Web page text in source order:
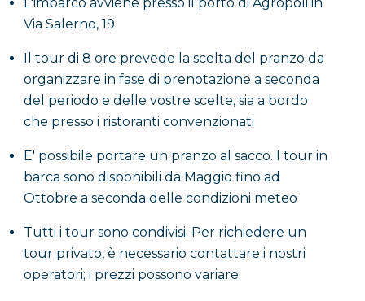
seconda sosta bagno e vale davvero la pena fare
snorkeling: rimarrai incantato, infatti, dai resti
sommersi dell’omonima città greco-romana, tra
questi una villa e un’antica vasca per l’allevamento
delle murene; sull’isoletta noterai anche un faro e
un rudere, che un tempo era la casa del guardiano
Continuerai l’itinerario verso sud raggiungendo
anche l’ultima baia, quella diOgliastro. Prima di
arrivare potrai concordarti con lo skipper sulle altre
soste bagno da fare, nei luoghi che più ti attirano o
semplicemente affidandoti alle conoscenze dello
Via Salerno, 19
Il tour di 8 ore prevede la scelta del pranzo da
organizzare in fase di prenotazione a seconda
del periodo e delle vostre scelte, sia a bordo
che presso i ristoranti convenzionati
E' possibile portare un pranzo al sacco. I tour in
barca sono disponibili da Maggio fino ad
Ottobre a seconda delle condizioni meteo
Tutti i tour sono condivisi. Per richiedere un
tour privato, è necessario contattare i nostri
operatori; i prezzi possono variare